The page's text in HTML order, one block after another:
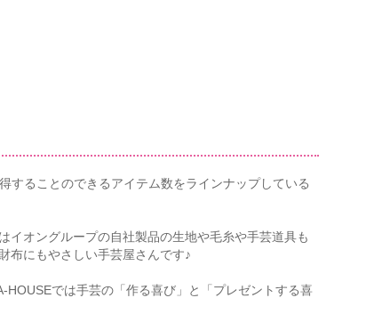
することのできるアイテム数をラインナップしている
イオングループの自社製品の生地や毛糸や手芸道具も
布にもやさしい手芸屋さんです♪
では手芸の「作る喜び」と「プレゼントする喜